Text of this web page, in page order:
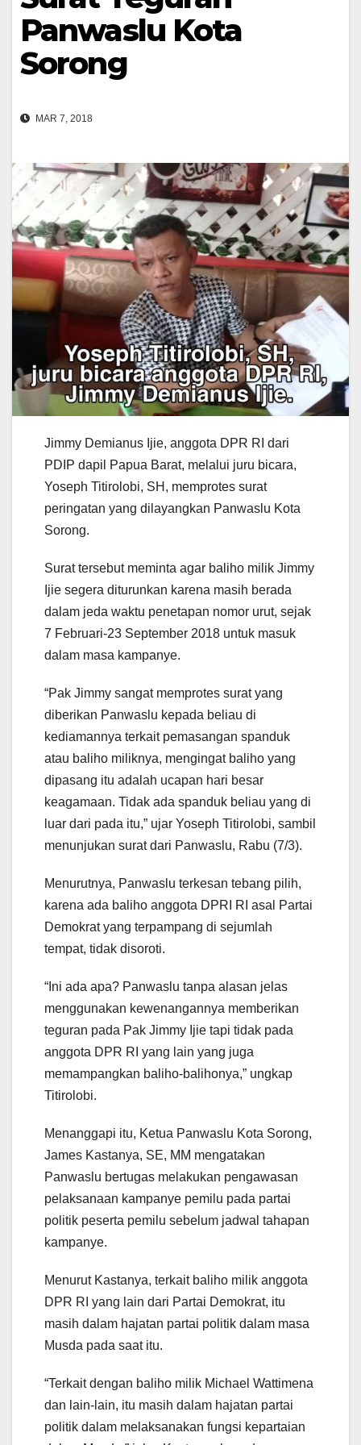
Panwaslu Kota
Sorong
MAR 7, 2018
Jimmy Demianus Ijie, anggota DPR RI dari
PDIP dapil Papua Barat, melalui juru bicara,
Yoseph Titirolobi, SH, memprotes surat
peringatan yang dilayangkan Panwaslu Kota
Sorong.
Surat tersebut meminta agar baliho milik Jimmy
Ijie segera diturunkan karena masih berada
dalam jeda waktu penetapan nomor urut, sejak
7 Februari-23 September 2018 untuk masuk
dalam masa kampanye.
“Pak Jimmy sangat memprotes surat yang
diberikan Panwaslu kepada beliau di
kediamannya terkait pemasangan spanduk
atau baliho miliknya, mengingat baliho yang
dipasang itu adalah ucapan hari besar
keagamaan. Tidak ada spanduk beliau yang di
luar dari pada itu,” ujar Yoseph Titirolobi, sambil
menunjukan surat dari Panwaslu, Rabu (7/3).
Menurutnya, Panwaslu terkesan tebang pilih,
karena ada baliho anggota DPRI RI asal Partai
Demokrat yang terpampang di sejumlah
tempat, tidak disoroti.
“Ini ada apa? Panwaslu tanpa alasan jelas
menggunakan kewenangannya memberikan
teguran pada Pak Jimmy Ijie tapi tidak pada
anggota DPR RI yang lain yang juga
memampangkan baliho-balihonya,” ungkap
Titirolobi.
Menanggapi itu, Ketua Panwaslu Kota Sorong,
James Kastanya, SE, MM mengatakan
Panwaslu bertugas melakukan pengawasan
pelaksanaan kampanye pemilu pada partai
politik peserta pemilu sebelum jadwal tahapan
kampanye.
Menurut Kastanya, terkait baliho milik anggota
DPR RI yang lain dari Partai Demokrat, itu
masih dalam hajatan partai politik dalam masa
Musda pada saat itu.
“Terkait dengan baliho milik Michael Wattimena
dan lain-lain, itu masih dalam hajatan partai
politik dalam melaksanakan fungsi kepartaian